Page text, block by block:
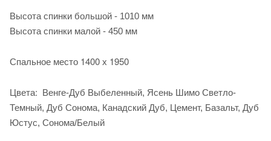
Высота спинки большой - 1010 мм
Высота спинки малой - 450 мм
Спальное место 1400 х 1950
Цвета: Венге-Дуб Выбеленный, Ясень Шимо Светло-
Темный, Дуб Сонома, Канадский Дуб, Цемент, Базальт, Дуб
Юстус, Сонома/Белый